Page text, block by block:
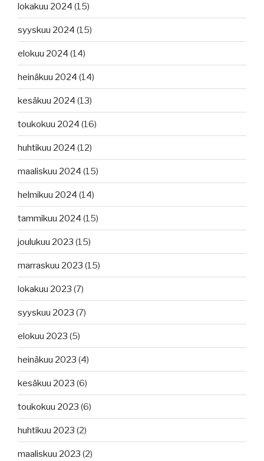
lokakuu 2024 (15)
syyskuu 2024 (15)
elokuu 2024 (14)
heinäkuu 2024 (14)
kesäkuu 2024 (13)
toukokuu 2024 (16)
huhtikuu 2024 (12)
maaliskuu 2024 (15)
helmikuu 2024 (14)
tammikuu 2024 (15)
joulukuu 2023 (15)
marraskuu 2023 (15)
lokakuu 2023 (7)
syyskuu 2023 (7)
elokuu 2023 (5)
heinäkuu 2023 (4)
kesäkuu 2023 (6)
toukokuu 2023 (6)
huhtikuu 2023 (2)
maaliskuu 2023 (2)